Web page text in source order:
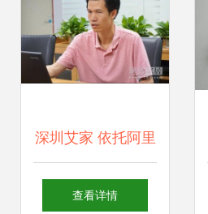
深圳艾家 依托阿里
云IoT生态的智能窗
查看详情